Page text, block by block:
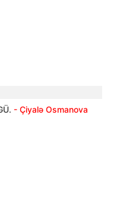
- Çiyalə Osmanova